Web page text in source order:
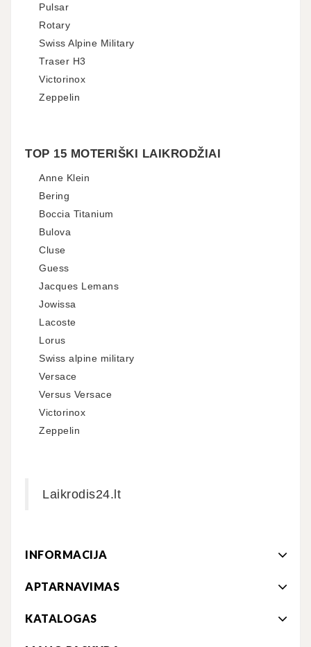
Pulsar
Rotary
Swiss Alpine Military
Traser H3
Victorinox
Zeppelin
TOP 15 MOTERIŠKI LAIKRODŽIAI
Anne Klein
Bering
Boccia Titanium
Bulova
Cluse
Guess
Jacques Lemans
Jowissa
Lacoste
Lorus
Swiss alpine military
Versace
Versus Versace
Victorinox
Zeppelin
Laikrodis24.lt
INFORMACIJA
APTARNAVIMAS
KATALOGAS